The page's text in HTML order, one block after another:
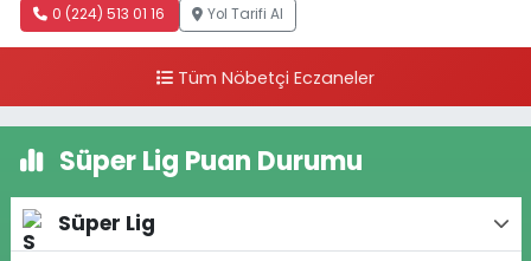
0 (224) 513 01 16 Yol Tarifi Al
Tüm Nöbetçi Eczaneler
Süper Lig Puan Durumu
Süper Lig